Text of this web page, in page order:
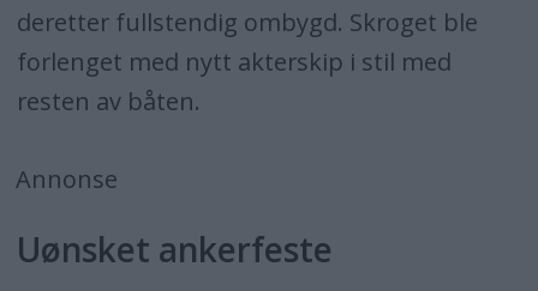
deretter fullstendig ombygd. Skroget ble
forlenget med nytt akterskip i stil med
resten av båten.
Annonse
Uønsket ankerfeste